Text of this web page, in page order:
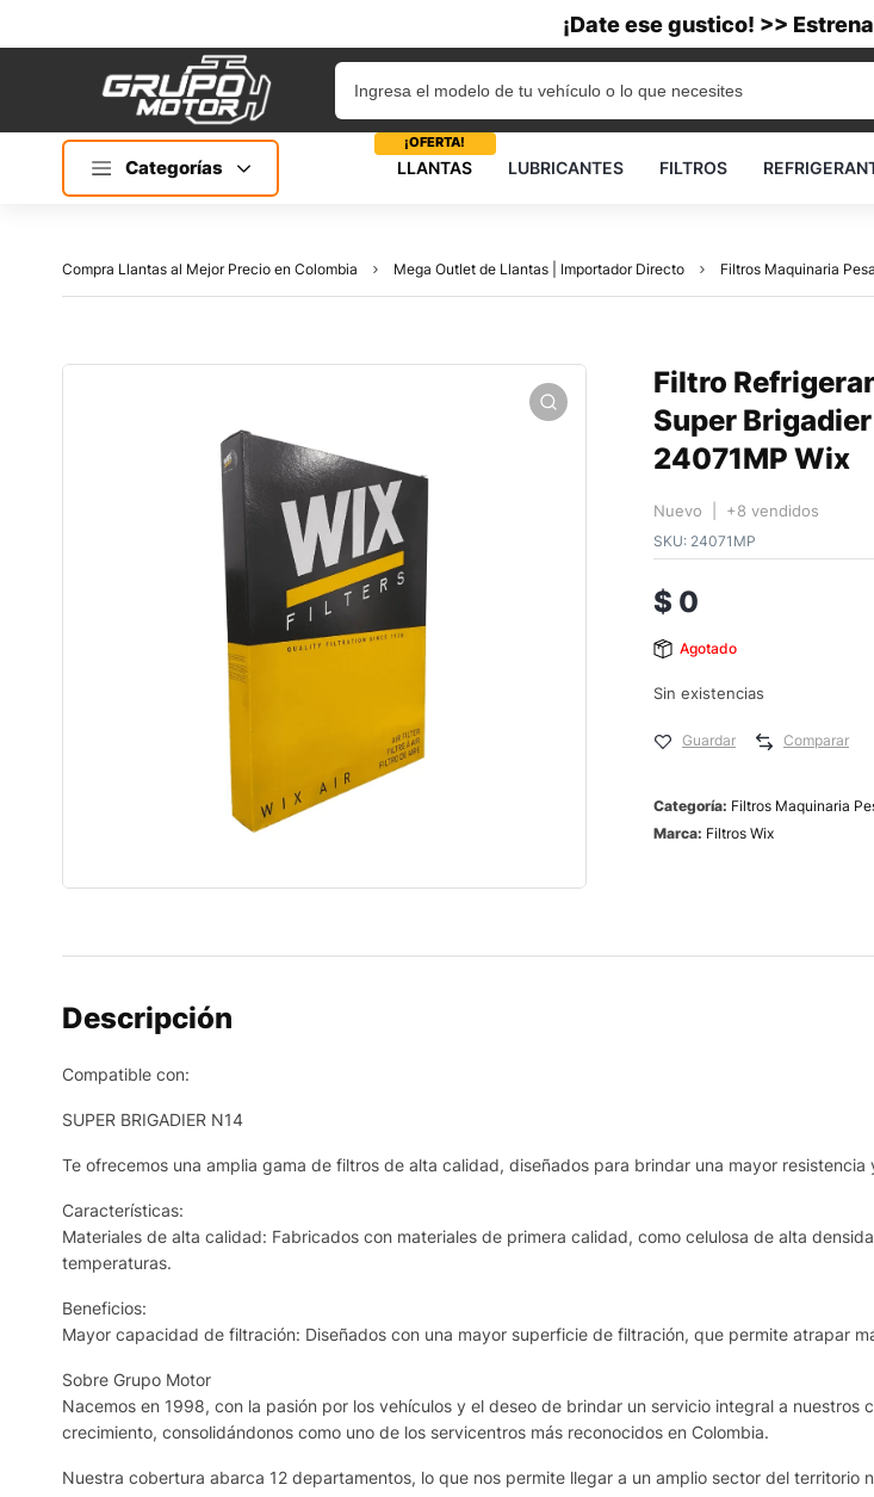
¡Date ese gustico! >>
Categorías LLANTAS
¡OFERTA!
LUBRICANTES FILTROS
Compra Llantas al Mejor Precio en Colombia Mega Outlet de Llantas | Importador Directo Filtros Maquinaria
Filtro
Super
24071MP Wix
Nuevo | +8 vendidos
SKU: 24071MP
$ 0
Agotado
Sin existencias
Guardar Comparar
Categoría: Filtros Maquinaria
Marca: Filtros Wix
Descripción
Compatible con:
SUPER BRIGADIER N14
Te ofrecemos una amplia gama de filtros de alta calidad, diseñados para brindar una mayor resistencia
Características:
Materiales de alta calidad: Fabricados con materiales de primera calidad, como celulosa de alta
temperaturas.
Beneficios:
Mayor capacidad de filtración: Diseñados con una mayor superficie de filtración, que permite atrapar
Sobre Grupo Motor
Nacemos en 1998, con la pasión por los vehículos y el deseo de brindar un servicio integral a
crecimiento, consolidándonos como uno de los servicentros más reconocidos en Colombia.
Nuestra cobertura abarca 12 departamentos, lo que nos permite llegar a un amplio sector del